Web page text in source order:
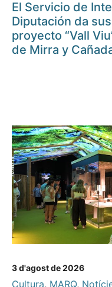
El Servicio de
Diputación da
proyecto “Vall
de Mirra y
3 d'agost de 2026
Cultura, MARQ,